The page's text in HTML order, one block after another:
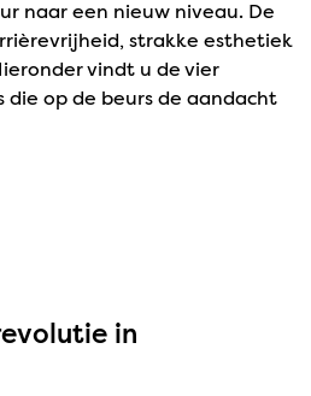
naar een nieuw niveau. De
strakke esthetiek
vindt u de vier
op de beurs de aandacht
in